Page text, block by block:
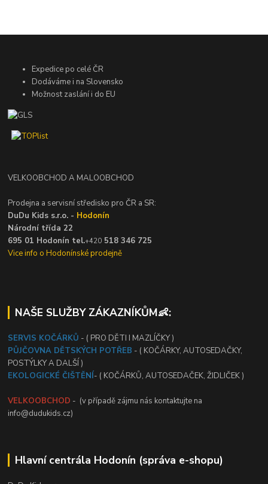
Expedice po celé ČR
Dodáváme i na Slovensko
Možnost zaslání i do EU
VELKOOBCHOD A MALOOBCHOD
Prodejna a servisní středisko pro ČR a SR:
DuDu Kids s.r.o. - Hodonín
Národní třída 22
695 01 Hodonín tel.+420 518 346 725
Vice info o Hodonínské prodejně
NAŠE SLUŽBY ZÁKAZNÍKŮM👶:
SERVIS KOČÁRKŮ - ( PRO DĚTI I MAZLÍČKY )
PŮJČOVNA DĚTSKÝCH POTŘEB - ( KOČÁRKY, AUTOSEDAČKY,
POSTÝLKY A DALŠÍ )
EKOLOGICKÉ ČIŠTĚNÍ- ( KOČÁRKŮ, AUTOSEDAČEK, ŽIDLIČEK )
VELKOOBCHOD - (v případě zájmu nás kontaktujte na
info@dudukids.cz)
Hlavní centrála Hodonín (správa e-shopu)